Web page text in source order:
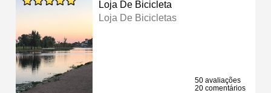
Loja De Bicicleta
Loja De Bicicletas
50 avaliações
20 comentários